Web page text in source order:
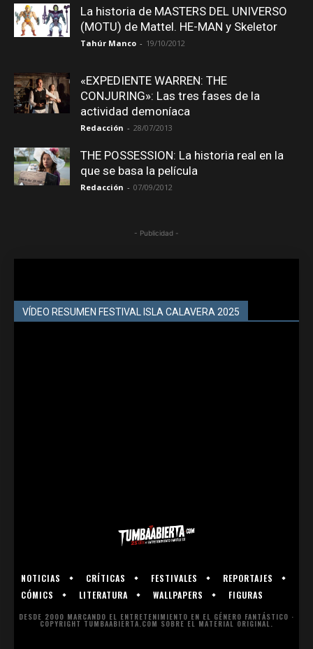
La historia de MASTERS DEL UNIVERSO
(MOTU) de Mattel. HE-MAN y Skeletor
Tahúr Manco - 19/10/2012
«EXPEDIENTE WARREN: THE
CONJURING»: Las tres fases de la
actividad demoníaca
Redacción - 28/07/2013
THE POSSESSION: La historia real en la
que se basa la película
Redacción - 07/09/2012
- Publicidad -
VÍDEO RESUMEN FESTIVAL ISLA CALAVERA 2025
NOTICIAS CRÍTICAS FESTIVALES
REPORTAJES
CÓMICS
LITERATURA WALLPAPERS FIGURAS
DESDE 2000 MARCANDO EL ENTRETENIMIENTO EN EL GÉNERO FANTÁSTICO ·
COPYRIGHT TUMBAABIERTA.COM SOBRE EL MATERIAL ORIGINAL.